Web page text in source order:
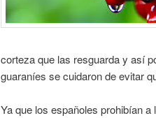
corteza que las resguarda y así
guaraníes se cuidaron de evitar
Ya que los españoles prohibían